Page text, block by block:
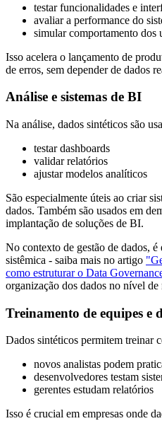
testar funcionalidades e
avaliar a performance do
simular comportamento dos
Isso acelera o lançamento de
de erros, sem depender de dados
Análise e sistemas de BI
Na análise, dados sintéticos são
testar dashboards
validar relatórios
ajustar modelos analíticos
São especialmente úteis ao criar
dados. Também são usados em
implantação de soluções de BI.
No contexto de gestão de dados,
sistêmica - saiba mais no artigo
como estruturar o Data
organização dos dados no nível de
Treinamento de equipes e
Dados sintéticos permitem treinar
novos analistas podem
desenvolvedores testam
gerentes estudam relatórios
Isso é crucial em empresas onde